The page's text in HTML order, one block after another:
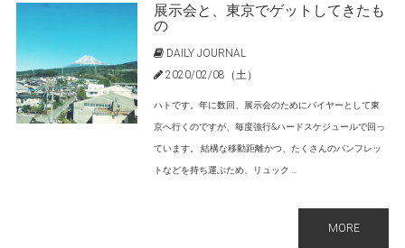
展示会と、東京でゲットしてきたも
の
DAILY JOURNAL
2020/02/08（土）
ハトです。年に数回、展示会のためにバイヤーとして東
京へ行くのですが、毎度強行&ハードスケジュールで回っ
ています。 結構な移動距離かつ、たくさんのパンフレッ
トなどを持ち運ぶため、リュック ...
MORE